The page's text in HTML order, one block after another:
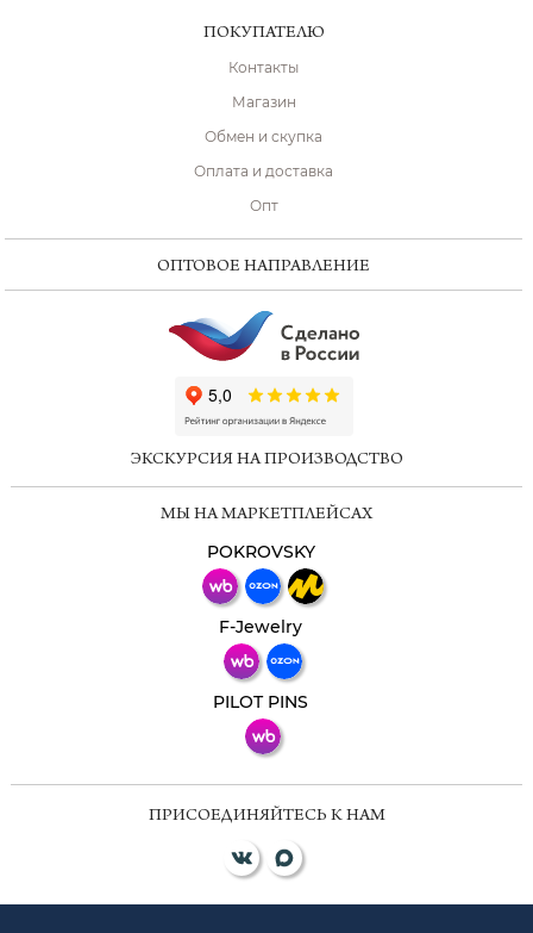
ПОКУПАТЕЛЮ
Контакты
Магазин
Обмен и скупка
Оплата и доставка
Опт
ОПТОВОЕ НАПРАВЛЕНИЕ
ЭКСКУРСИЯ НА ПРОИЗВОДСТВО
МЫ НА МАРКЕТПЛЕЙСАХ
POKROVSKY
F-Jewelry
PILOT PINS
ПРИСОЕДИНЯЙТЕСЬ К НАМ